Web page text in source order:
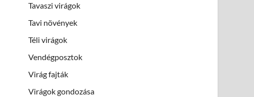
Tavaszi virágok
Tavi növények
Téli virágok
Vendégposztok
Virág fajták
Virágok gondozása